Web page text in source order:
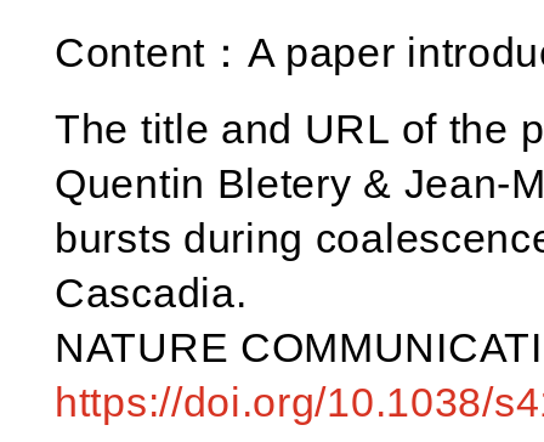
Content：A paper
The title and URL of the
Quentin Bletery & Jean-
bursts during
Cascadia.
NATURE
https://doi.org/10.1038/